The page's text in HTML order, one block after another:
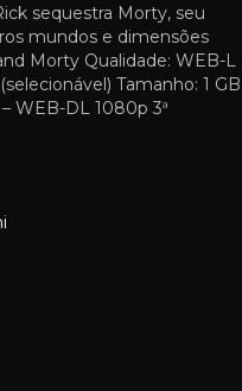
sequestra Morty, seu
mundos e dimensões
Morty Qualidade: WEB-L
Tamanho: 1 GB
WEB-DL 1080p 3ª